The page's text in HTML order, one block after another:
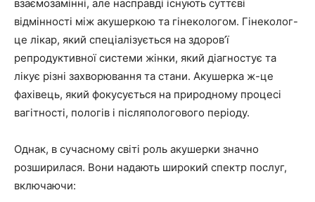
взаємозамінні, але насправді існують суттєві
відмінності між акушеркою та гінекологом. Гінеколог-
це лікар, який спеціалізується на здоров’ї
репродуктивної системи жінки, який діагностує та
лікує різні захворювання та стани. Акушерка ж-це
фахівець, який фокусується на природному процесі
вагітності, пологів і післяпологового періоду.
Однак, в сучасному світі роль акушерки значно
розширилася. Вони надають широкий спектр послуг,
включаючи: